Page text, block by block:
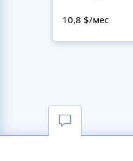
10,8 $/мес